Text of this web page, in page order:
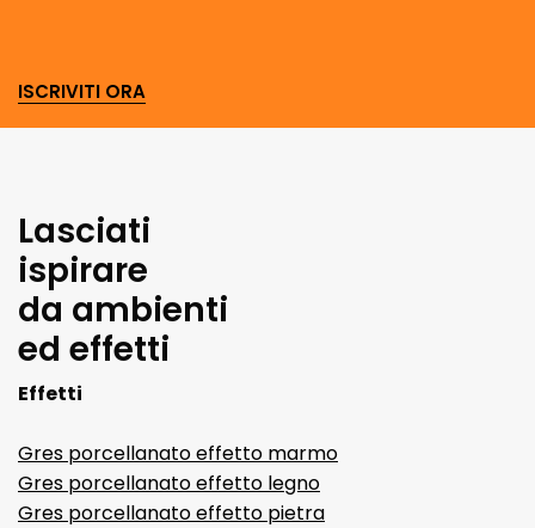
ISCRIVITI ORA
Lasciati
ispirare
da ambienti
ed effetti
Effetti
Gres porcellanato effetto marmo
Gres porcellanato effetto legno
Gres porcellanato effetto pietra